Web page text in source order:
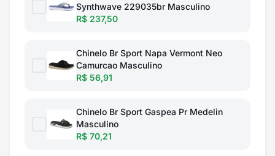
Synthwave 229035br Masculino
R$ 237,50
Chinelo Br Sport Napa Vermont Neo
Camurcao Masculino
R$ 56,91
Chinelo Br Sport Gaspea Pr Medelin
Masculino
R$ 70,21